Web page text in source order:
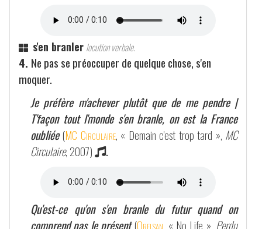
s'en branler locution verbale.
4. Ne pas se préoccuper de quelque chose, s'en
moquer.
Je préfère m'achever plutôt que de me pendre |
T'façon tout l'monde s'en branle, on est la France
oubliée (MC Circulaire, « Demain c'est trop tard », MC
Circulaire, 2007) .
Qu'est-ce qu'on s'en branle du futur quand on
comprend pas le présent (Orelsan, « No Life », Perdu